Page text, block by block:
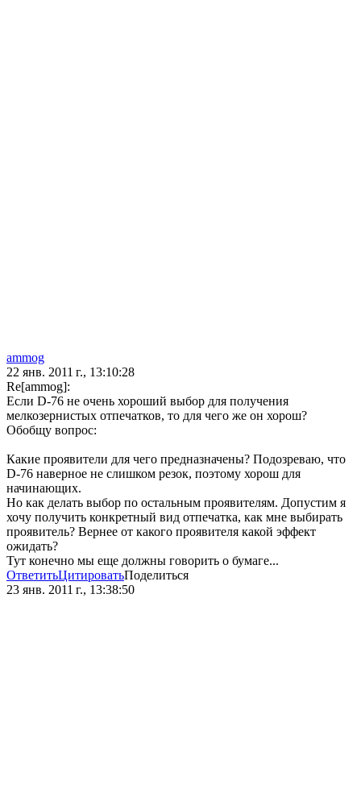
ammog
22 янв. 2011 г., 13:10:28
Re[ammog]:
Если D-76 не очень хороший выбор для получения
мелкозернистых отпечатков, то для чего же он хорош?
Обобщу вопрос:
Какие проявители для чего предназначены? Подозреваю, что
D-76 наверное не слишком резок, поэтому хорош для
начинающих.
Но как делать выбор по остальным проявителям. Допустим я
хочу получить конкретный вид отпечатка, как мне выбирать
проявитель? Вернее от какого проявителя какой эффект
ожидать?
Тут конечно мы еще должны говорить о бумаге...
ОтветитьЦитироватьПоделиться
23 янв. 2011 г., 13:38:50